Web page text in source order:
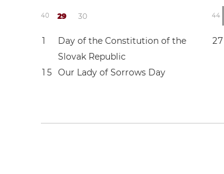
40 29 30
1
Day of the Constitution of the
Slovak Republic
1 5 Our Lady of Sorrows Day
44
27